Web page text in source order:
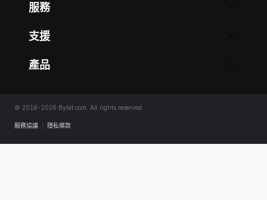
服務
支援
產品
© 2018-2026 Bybit.com. All rights reserved.
服務協議 隱私條款